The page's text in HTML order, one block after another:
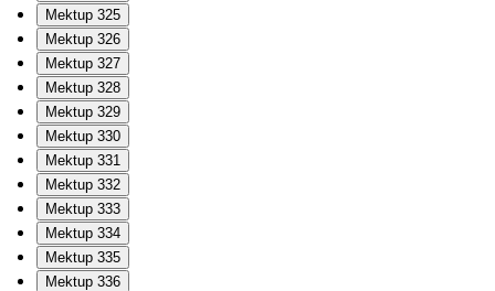
Mektup 325
Mektup 326
Mektup 327
Mektup 328
Mektup 329
Mektup 330
Mektup 331
Mektup 332
Mektup 333
Mektup 334
Mektup 335
Mektup 336